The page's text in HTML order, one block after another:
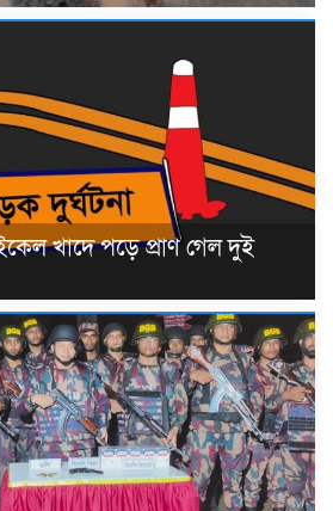
খাদে পড়ে প্রাণ গেল দুই